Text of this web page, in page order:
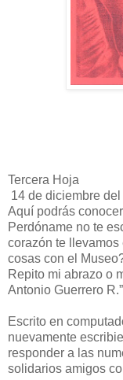
Tercera Hoja
14 de diciembre del
Aquí podrás
Perdóname no te
corazón te
cosas con el
Repito mi abrazo o
Antonio Guerrero R.”
Escrito en
nuevamente
responder a las
solidarios amigos